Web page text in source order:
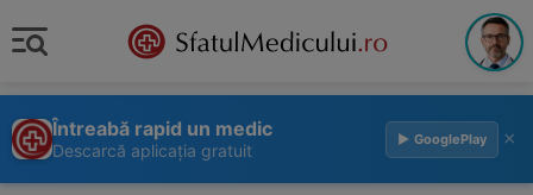
Întreabă rapid un medic
Descarcă aplicația gratuit
▶ GooglePlay ×